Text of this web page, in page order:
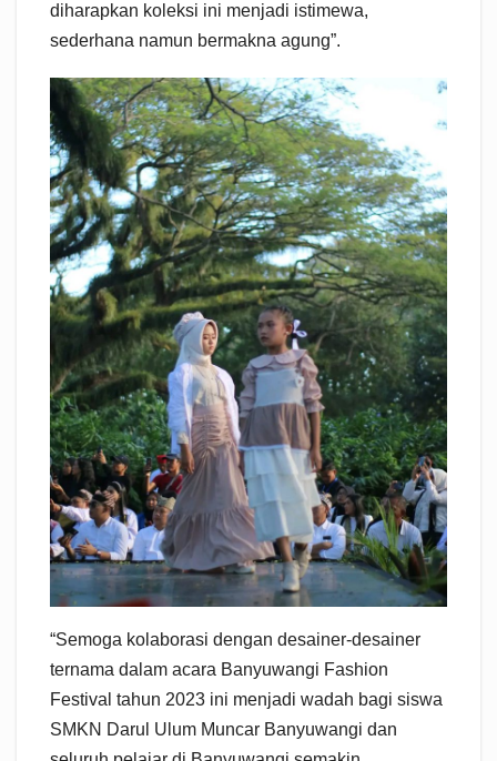
diharapkan koleksi ini menjadi istimewa,
sederhana namun bermakna agung”.
“Semoga kolaborasi dengan desainer-desainer
ternama dalam acara Banyuwangi Fashion
Festival tahun 2023 ini menjadi wadah bagi siswa
SMKN Darul Ulum Muncar Banyuwangi dan